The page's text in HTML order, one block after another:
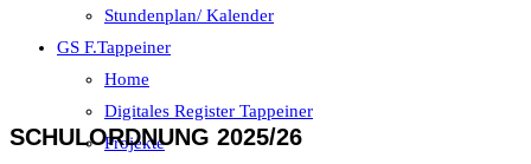
Stundenplan/ Kalender
GS F.Tappeiner
Home
Digitales Register Tappeiner
Projekte
SCHULORDNUNG 2025/26